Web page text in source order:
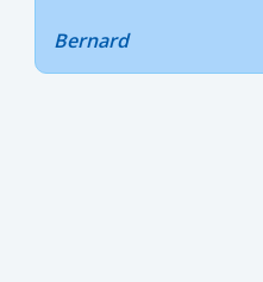
Bernard